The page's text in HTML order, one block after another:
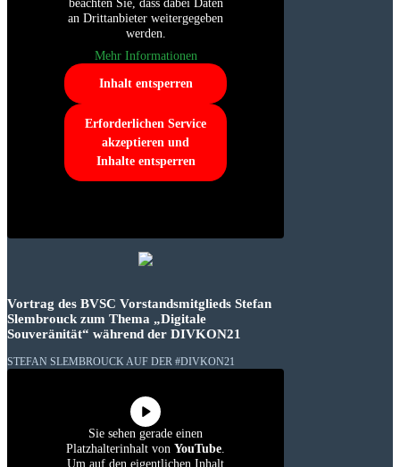
beachten Sie, dass dabei Daten
an Drittanbieter weitergegeben
werden.
Mehr Informationen
Inhalt entsperren
Erforderlichen Service
akzeptieren und
Inhalte entsperren
Vortrag des BVSC Vorstandsmitglieds Stefan
Slembrouck zum Thema „Digitale
Souveränität“ während der DIVKON21
STEFAN SLEMBROUCK AUF DER #DIVKON21
Sie sehen gerade einen
Platzhalterinhalt von YouTube.
Um auf den eigentlichen Inhalt